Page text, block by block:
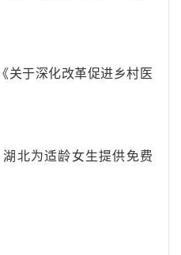
关于深化改革促进乡村医
北为适龄女生提供免费